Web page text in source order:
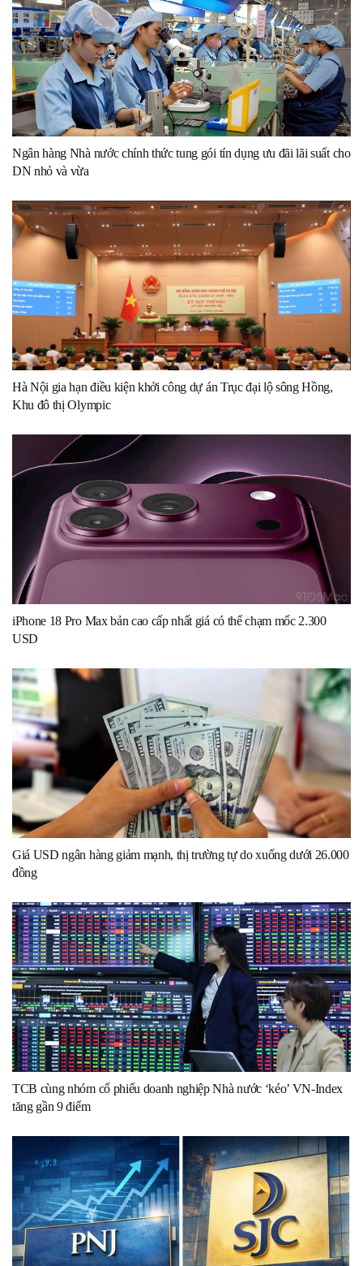
Ngân hàng Nhà nước chính thức tung gói tín dụng ưu đãi lãi suất cho
DN nhỏ và vừa
Hà Nội gia hạn điều kiện khởi công dự án Trục đại lộ sông Hồng,
Khu đô thị Olympic
iPhone 18 Pro Max bản cao cấp nhất giá có thể chạm mốc 2.300
USD
Giá USD ngân hàng giảm mạnh, thị trường tự do xuống dưới 26.000
đồng
TCB cùng nhóm cổ phiếu doanh nghiệp Nhà nước ‘kéo’ VN-Index
tăng gần 9 điểm